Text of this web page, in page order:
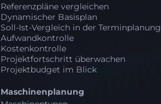
Referenzpläne vergleichen
Dynamischer Basisplan
Soll-Ist-Vergleich in der Terminplanung
Aufwandkontrolle
Kostenkontrolle
Projektfortschritt überwachen
Projektbudget im Blick
Maschinenplanung